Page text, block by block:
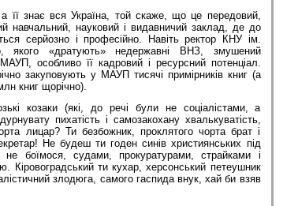
її знає вся Україна, той скаже, що це передовий,
навчальний, науковий і видавничий заклад, де до
серйозно і професійно. Навіть ректор КНУ ім.
якого «дратують» недержавні ВНЗ, змушений
особливо її кадровий і ресурсний потенціал.
закуповують у МАУП тисячі примірників книг (а
книг щорічно).
козаки (які, до речі були не соціалістами, а
пихатість і самозакохану хвалькуватість,
лицар? Ти безбожник, проклятого чорта брат і
Не будеш ти годен синів християнських під
боїмося, судами, прокуратурами, страйками і
Кіровоградський ти кухар, херсонський петеушник
злодюга, самого гаспида внук, хай би взяв